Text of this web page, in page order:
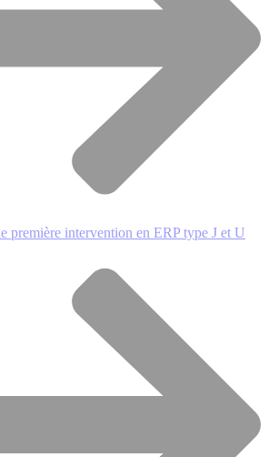
première intervention en ERP type J et U